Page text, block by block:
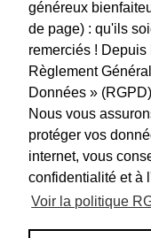
généreux
de page) : qu'ils
remerciés !
Règlement
Données »
Nous vous
protéger vos
internet, vous
confidentialité et à
Voir la politique